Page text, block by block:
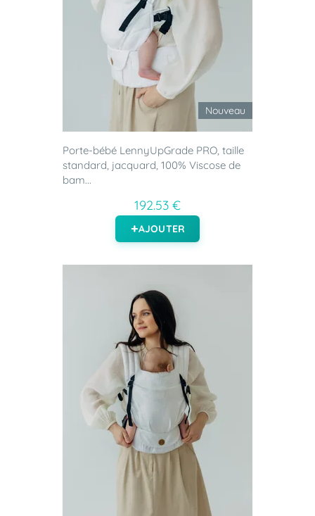
Nouveau
Porte-bébé LennyUpGrade PRO, taille
standard, jacquard, 100% Viscose de
bam...
192.53 €
AJOUTER